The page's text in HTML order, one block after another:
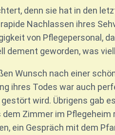
denn sie hat in den
Nachlassen ihres
von Pflegepersonal,
dement geworden, was
Wunsch nach einer
ihres Todes war auch
wird. Übrigens gab
dem Zimmer im
ein Gespräch mit dem